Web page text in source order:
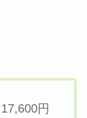
17,600円